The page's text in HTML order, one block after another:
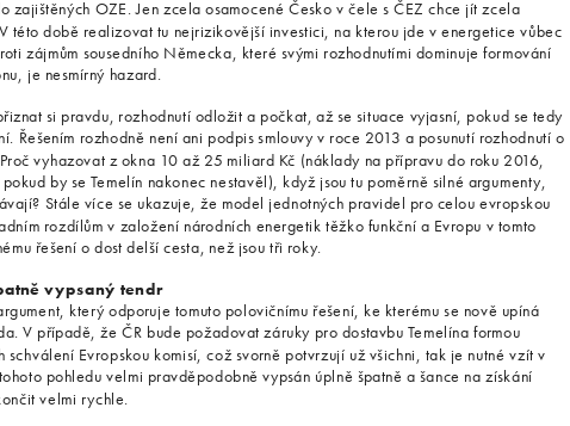
zajištěných OZE. Jen zcela osamocené Česko v čele s ČEZ chce jít zcela
této době realizovat tu nejrizikovější investici, na kterou jde v energetice vůbec
zájmům sousedního Německa, které svými rozhodnutími dominuje formování
je nesmírný hazard.
si pravdu, rozhodnutí odložit a počkat, až se situace vyjasní, pokud se tedy
Řešením rozhodně není ani podpis smlouvy v roce 2013 a posunutí rozhodnutí o
vyhazovat z okna 10 až 25 miliard Kč (náklady na přípravu do roku 2016,
by se Temelín nakonec nestavěl), když jsou tu poměrně silné argumenty,
Stále více se ukazuje, že model jednotných pravidel pro celou evropskou
rozdílům v založení národních energetik těžko funkční a Evropu v tomto
řešení o dost delší cesta, než jsou tři roky.
vypsaný tendr
který odporuje tomuto polovičnímu řešení, ke kterému se nově upíná
V případě, že ČR bude požadovat záruky pro dostavbu Temelína formou
Evropskou komisí, což svorně potvrzují už všichni, tak je nutné vzít v
pohledu velmi pravděpodobně vypsán úplně špatně a šance na získání
velmi rychle.